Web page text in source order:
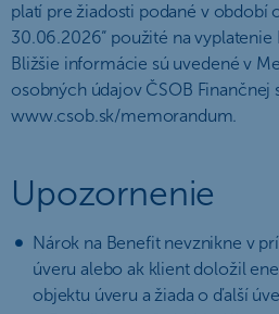
platí pre žiadosti podané v období
30.06.2026“ použité na
Bližšie informácie sú uvedené v
osobných údajov ČSOB Finančnej
www.csob.sk/memorandum.
Upozornenie
Nárok na Benefit nevznikne v
úveru alebo ak klient doložil
objektu úveru a žiada o ďalší